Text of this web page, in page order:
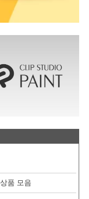
품 모음